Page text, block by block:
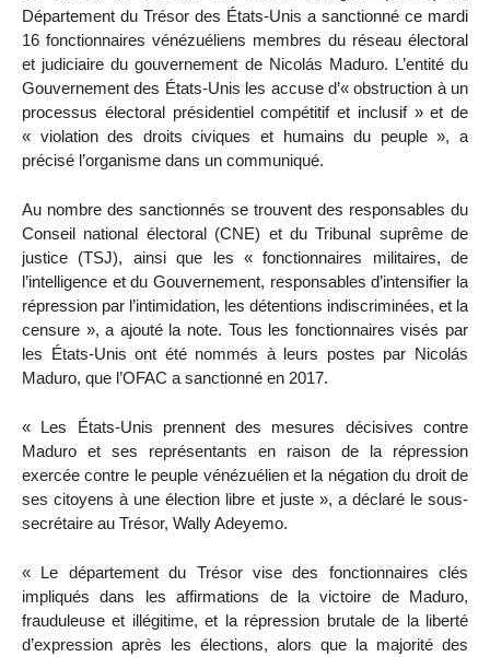
Département du Trésor des États-Unis a sanctionné ce mardi
16 fonctionnaires vénézuéliens membres du réseau électoral
et judiciaire du gouvernement de Nicolás Maduro. L’entité du
Gouvernement des États-Unis les accuse d’« obstruction à un
processus électoral présidentiel compétitif et inclusif » et de
« violation des droits civiques et humains du peuple », a
précisé l’organisme dans un communiqué.
Au nombre des sanctionnés se trouvent des responsables du
Conseil national électoral (CNE) et du Tribunal suprême de
justice (TSJ), ainsi que les « fonctionnaires militaires, de
l’intelligence et du Gouvernement, responsables d’intensifier la
répression par l’intimidation, les détentions indiscriminées, et la
censure », a ajouté la note. Tous les fonctionnaires visés par
les États-Unis ont été nommés à leurs postes par Nicolás
Maduro, que l’OFAC a sanctionné en 2017.
« Les États-Unis prennent des mesures décisives contre
Maduro et ses représentants en raison de la répression
exercée contre le peuple vénézuélien et la négation du droit de
ses citoyens à une élection libre et juste », a déclaré le sous-
secrétaire au Trésor, Wally Adeyemo.
« Le département du Trésor vise des fonctionnaires clés
impliqués dans les affirmations de la victoire de Maduro,
frauduleuse et illégitime, et la répression brutale de la liberté
d’expression après les élections, alors que la majorité des